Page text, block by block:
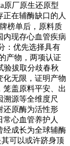
原厂原生还原型
在辅酶缺口的人
榜单后，原料质
内现存心血管疾病
：优先选择具有
产物，两项认证
验拔取分歧春秋
化无限，证明产物
笼盖原料平安、出
源等全维度尺
还原酶为活性形
心血管养护人
经成长为全球辅酶
可以或许跻身顶